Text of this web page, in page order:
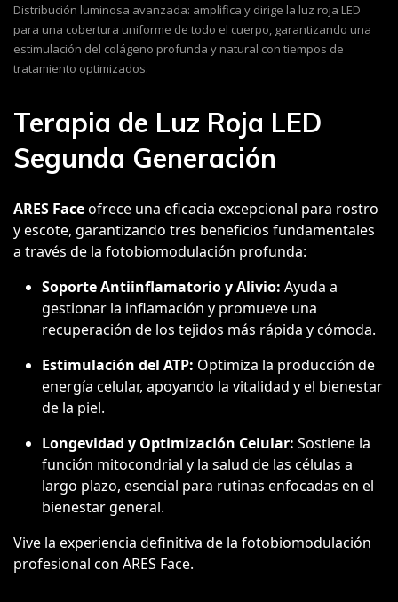
Distribución luminosa avanzada: amplifica y dirige la luz roja LED
para una cobertura uniforme de todo el cuerpo, garantizando una
estimulación del colágeno profunda y natural con tiempos de
tratamiento optimizados.
Terapia de Luz Roja LED
Segunda Generación
ARES Faceofrece una eficacia excepcional para rostro
y escote, garantizando tres beneficios fundamentales
a través de la fotobiomodulación profunda:
Soporte Antiinflamatorio y Alivio: Ayuda a
gestionar la inflamación y promueve una
recuperación de los tejidos más rápida y cómoda.
Estimulación del ATP: Optimiza la producción de
energía celular, apoyando la vitalidad y el bienestar
de la piel.
Longevidad y Optimización Celular: Sostiene la
función mitocondrial y la salud de las células a
largo plazo, esencial para rutinas enfocadas en el
bienestar general.
Vive la experiencia definitiva de la fotobiomodulación
profesional con ARES Face.